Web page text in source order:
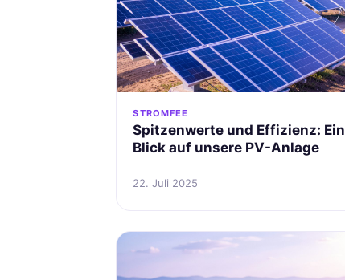
STROMFEE
Spitzenwerte und Effizienz: Ein
Blick auf unsere PV-Anlage
22. Juli 2025